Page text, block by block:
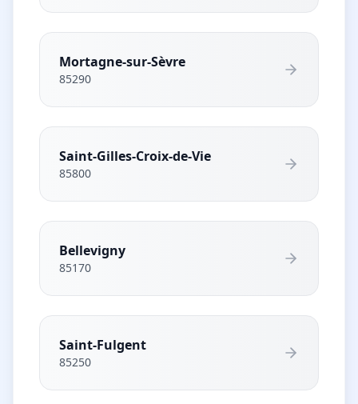
Mortagne-sur-Sèvre
85290
Saint-Gilles-Croix-de-Vie
85800
Bellevigny
85170
Saint-Fulgent
85250